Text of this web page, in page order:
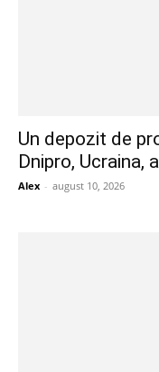
Un depozit de
Dnipro, Ucraina,
Alex - august 10, 2026